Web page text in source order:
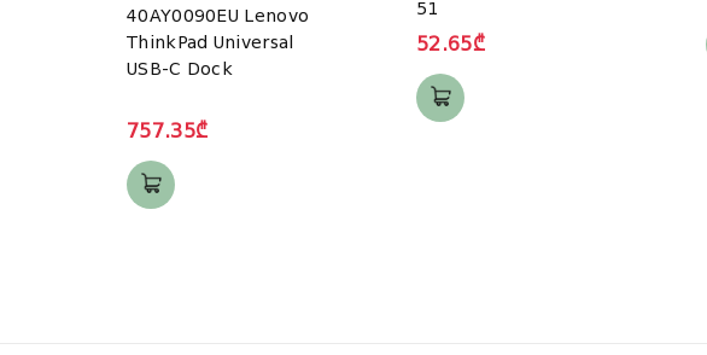
40AY0090EU Lenovo
ThinkPad Universal
USB-C Dock
757.35₾
51
52.65₾